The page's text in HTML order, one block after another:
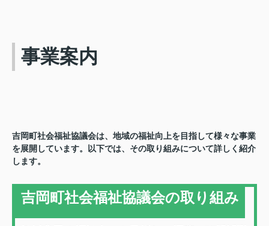
事業案内
吉岡町社会福祉協議会は、地域の福祉向上を目指して様々な事業
を展開しています。以下では、その取り組みについて詳しく紹介
します。
吉岡町社会福祉協議会の取り組み